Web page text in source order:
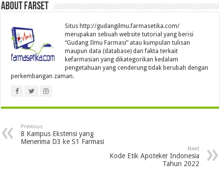
About farset
Situs http://gudangilmu.farmasetika.com/
merupakan sebuah website tutorial yang berisi
“Gudang Ilmu Farmasi” atau kumpulan tulisan
maupun data (database) dan fakta terkait
kefarmasian yang dikategorikan kedalam
pengetahuan yang cenderung tidak berubah dengan
perkembangan zaman.
Previous
8 Kampus Ekstensi yang
Menerima D3 ke S1 Farmasi
Next
Kode Etik Apoteker Indonesia
Tahun 2022